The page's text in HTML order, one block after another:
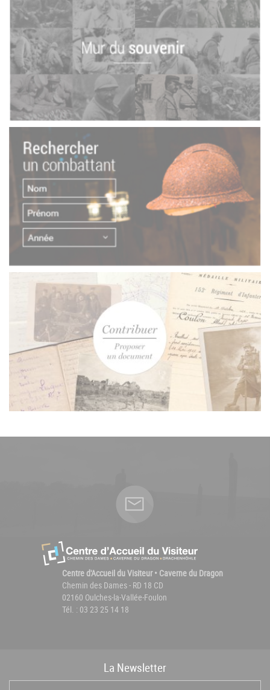
Centre d'Accueil du Visiteur • Caverne du Dragon
Chemin des Dames - RD 18 CD
02160 Oulches-la-Vallée-Foulon
Tél. : 03 23 25 14 18
La Newsletter